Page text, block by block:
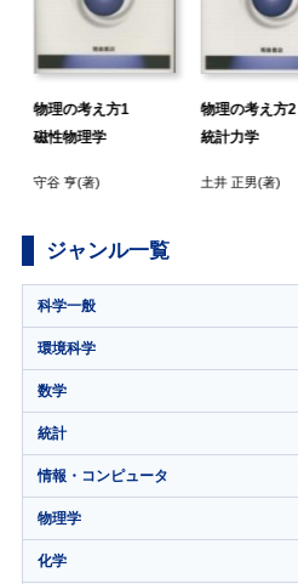
物理の考え方1
磁性物理学
守谷 亨(著)
物理の考え方2
統計力学
土井 正男(著)
ジャンル一覧
科学一般
環境科学
数学
統計
情報・コンピュータ
物理学
化学